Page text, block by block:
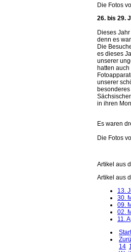
Die Fotos
26. bis 29.
Dieses
denn es
Die
es dieses
unserer
hatten
unserer
in ihren
Es waren
Die Fotos
Artikel aus
Artikel aus
13.
30.
09.
02.
11.
Start
14